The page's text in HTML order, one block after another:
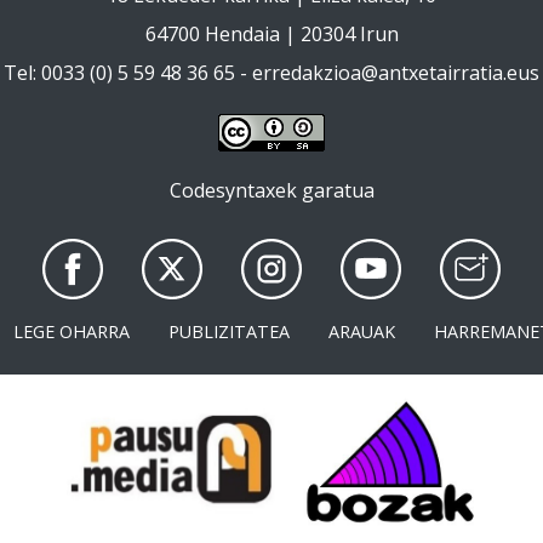
64700 Hendaia | 20304 Irun
Tel: 0033 (0) 5 59 48 36 65 - erredakzioa@antxetairratia.eus
Codesyntaxek garatua
LEGE OHARRA PUBLIZITATEA ARAUAK